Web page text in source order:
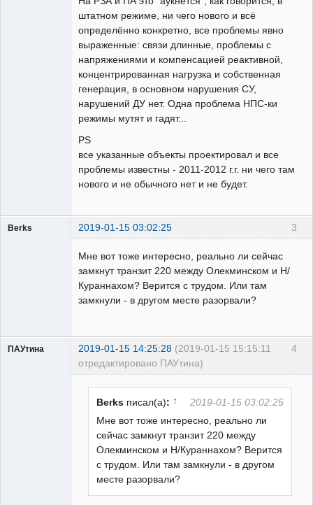
штатном режиме, ни чего нового и всё
определённо конкретно, все проблемы явно
выраженные: связи длинные, проблемы с
напряжениями и компенсацией реактивной,
концентрированная нагрузка и собственная
генерация, в основном нарушения СУ,
нарушений ДУ нет. Одна проблема НПС-ки
режимы мутят и гадят...
PS
все указанные объекты проектировал и все
проблемы известны - 2011-2012 г.г. ни чего там
нового и не обычного нет и не будет.
3
Berks 2019-01-15 03:02:25
Мне вот тоже интересно, реально ли сейчас
замкнут транзит 220 между Олекминском и Н/
Кураннахом? Верится с трудом. Или там
замкнули - в другом месте разорвали?
4
ПАУтина 2019-01-15 14:25:28 (2019-01-15 15:15:11
отредактировано ПАУтина)
Berks писал(а): ↑
2019-01-15 03:02:25
Мне вот тоже интересно, реально ли
сейчас замкнут транзит 220 между
Олекминском и Н/Кураннахом? Верится
с трудом. Или там замкнули - в другом
месте разорвали?